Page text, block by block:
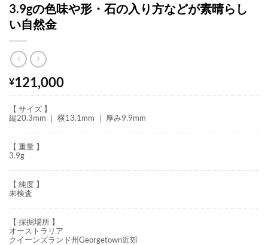
3.9gの色味や形・石の入り方などが素晴らし
い自然金
¥121,000
【 サイズ 】
縦20.3mm ｜ 横13.1mm ｜ 厚み9.9mm
【 重量 】
3.9g
【 純度 】
未検査
【 採掘場所 】
オーストラリア
クイーンズランド州Georgetown近郊